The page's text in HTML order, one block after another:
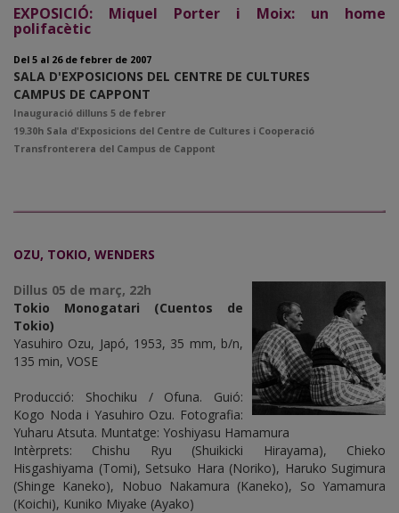
EXPOSICIÓ: Miquel Porter i Moix: un home
polifacètic
Del 5 al 26 de febrer de 2007
SALA D'EXPOSICIONS DEL CENTRE DE CULTURES
CAMPUS DE CAPPONT
Inauguració dilluns 5 de febrer
19.30h Sala d'Exposicions del Centre de Cultures i Cooperació
Transfronterera del Campus de Cappont
OZU, TOKIO, WENDERS
Dillus 05 de març, 22h
Tokio Monogatari (Cuentos de
Tokio)
Yasuhiro Ozu, Japó, 1953, 35 mm, b/n,
135 min, VOSE
Producció: Shochiku / Ofuna. Guió:
Kogo Noda i Yasuhiro Ozu. Fotografia:
Yuharu Atsuta. Muntatge: Yoshiyasu Hamamura
Intèrprets: Chishu Ryu (Shuikicki Hirayama), Chieko
Hisgashiyama (Tomi), Setsuko Hara (Noriko), Haruko Sugimura
(Shinge Kaneko), Nobuo Nakamura (Kaneko), So Yamamura
(Koichi), Kuniko Miyake (Ayako)